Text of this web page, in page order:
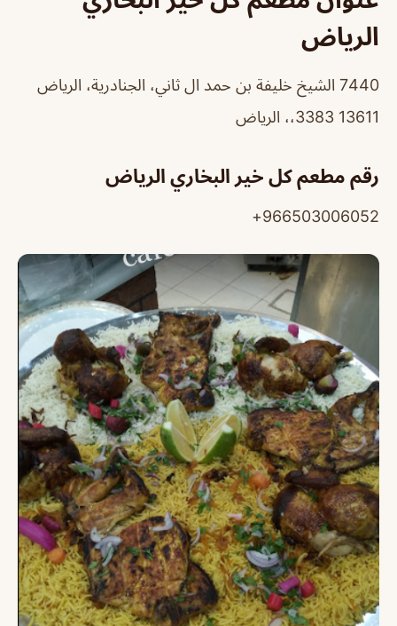
الرياض
7440 الشيخ خليفة بن حمد ال ثاني، الجنادرية، الرياض
13611 3383،، الرياض
رقم مطعم كل خير البخاري الرياض
966503006052+